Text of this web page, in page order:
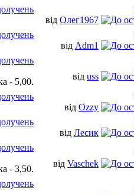
від Олег1967
від Adm1
від uss
від Оzzy
від Лесик
від Vaschek